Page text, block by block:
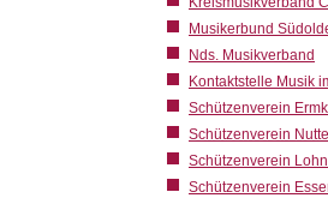
Musikerbund
Nds. Musikverband
Kontaktstelle Musik
Schützenverein
Schützenverein
Schützenverein
Schützenverein